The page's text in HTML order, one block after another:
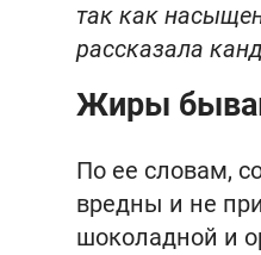
так как
рассказала
Жиры
По ее словам,
вредны и не
шоколадной и